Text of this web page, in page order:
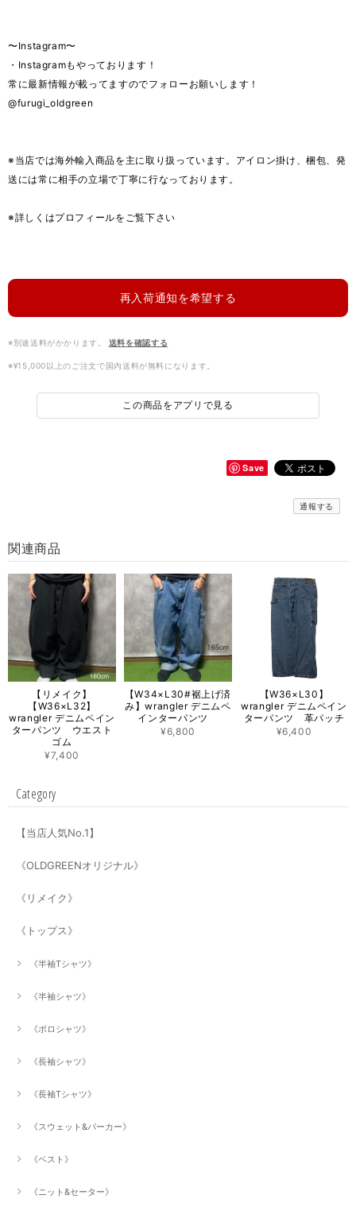
〜Instagram〜
・Instagramもやっております！
常に最新情報が載ってますのでフォローお願いします！
@furugi_oldgreen
※当店では海外輸入商品を主に取り扱っています。アイロン掛け、梱包、発
送には常に相手の立場で丁寧に行なっております。
※詳しくはプロフィールをご覧下さい
再入荷通知を希望する
※別途送料がかかります。 送料を確認する
※¥15,000以上のご注文で国内送料が無料になります。
この商品をアプリで見る
Save
通報する
関連商品
【リメイク】
【W36×L32】
wrangler デニムペイン
ターパンツ ウエスト
ゴム
¥7,400
【W34×L30#裾上げ済
み】wrangler デニムペ
インターパンツ
¥6,800
【W36×L30】
wrangler デニムペイン
ターパンツ 革パッチ
¥6,400
Category
【当店人気No.1】
《OLDGREENオリジナル》
《リメイク》
《トップス》
《半袖Tシャツ》
《半袖シャツ》
《ポロシャツ》
《長袖シャツ》
《長袖Tシャツ》
《スウェット&パーカー》
《ベスト》
《ニット&セーター》